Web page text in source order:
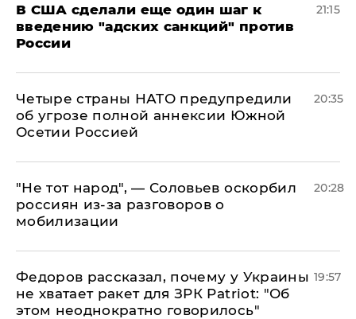
В США сделали еще один шаг к
введению "адских санкций" против
России
21:15
Четыре страны НАТО предупредили
об угрозе полной аннексии Южной
Осетии Россией
20:35
​"Не тот народ", — Соловьев оскорбил
россиян из-за разговоров о
мобилизации
20:28
Федоров рассказал, почему у Украины
не хватает ракет для ЗРК Patriot: "Об
этом неоднократно говорилось"
19:57